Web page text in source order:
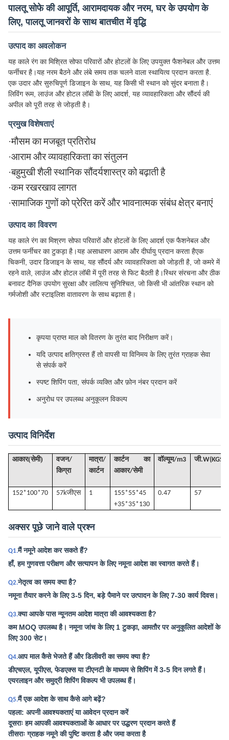
पालतू सोफे की आपूर्ति, आरामदायक और नरम, घर के उपयोग के
लिए, पालतू जानवरों के साथ बातचीत में वृद्धि
उत्पाद का अवलोकन
यह काले रंग का मिश्रित सोफा परिवारों और होटलों के लिए उपयुक्त फैशनेबल और उत्तम
फर्नीचर है।यह नरम बैठने और लंबे समय तक चलने वाला स्थायित्व प्रदान करता है.
एक उदार और सुरुचिपूर्ण डिजाइन के साथ, यह किसी भी स्थान को सुंदर बनाता है।
लिविंग रूम, लाउंज और होटल लॉबी के लिए आदर्श, यह व्यावहारिकता और सौंदर्य की
अपील को पूरी तरह से जोड़ती है।
प्रमुख विशेषताएं
·मौसम का मजबूत प्रतिरोध
·आराम और व्यावहारिकता का संतुलन
·बहुमुखी शैली स्थानिक सौंदर्यशास्त्र को बढ़ाती है
·कम रखरखाव लागत
·सामाजिक गुणों को प्रेरित करें और भावनात्मक संबंध क्षेत्र बनाएं
उत्पाद का विवरण
यह काले रंग का मिश्रण सोफा परिवारों और होटलों के लिए आदर्श एक फैशनेबल और
उत्तम फर्नीचर का टुकड़ा है।यह असाधारण आराम और दीर्घायु प्रदान करता हैएक
चिकनी, उदार डिजाइन के साथ, यह सौंदर्य और व्यावहारिकता को जोड़ती है, जो कमरे में
रहने वाले, लाउंज और होटल लॉबी में पूरी तरह से फिट बैठती है।स्थिर संरचना और ठीक
बनावट दैनिक उपयोग सुरक्षा और लालित्य सुनिश्चित, जो किसी भी आंतरिक स्थान को
गर्मजोशी और स्टाइलिश वातावरण के साथ बढ़ाता है।
कृपया प्राप्त माल को वितरण के तुरंत बाद निरीक्षण करें।
यदि उत्पाद क्षतिग्रस्त हैं तो वापसी या विनिमय के लिए तुरंत ग्राहक सेवा
से संपर्क करें
स्पष्ट शिपिंग पता, संपर्क व्यक्ति और फ़ोन नंबर प्रदान करें
अनुरोध पर उपलब्ध अनुकूलन विकल्प
उत्पाद विनिर्देश
आकार(सेमी)
वजन/
किग्रा
मात्रा/
कार्टन
कार्टन का
आकार/सेमी
वॉल्यूम/m3 जी.W(KGS)
152*100*70 57kजीएस 1
155*55*45
+35*35*130
0.47 57
अक्सर पूछे जाने वाले प्रश्न
Q1.मैं नमूने आदेश कर सकते हैं?
हाँ, हम गुणवत्ता परीक्षण और सत्यापन के लिए नमूना आदेश का स्वागत करते हैं।
Q2.नेतृत्व का समय क्या है?
नमूना तैयार करने के लिए 3-5 दिन, बड़े पैमाने पर उत्पादन के लिए 7-30 कार्य दिवस।
Q3.क्या आपके पास न्यूनतम आदेश मात्रा की आवश्यकता है?
कम MOQ उपलब्ध है। नमूना जांच के लिए 1 टुकड़ा, आमतौर पर अनुकूलित आदेशों के
लिए 300 सेट।
Q4.आप माल कैसे भेजते हैं और डिलीवरी का समय क्या है?
डीएचएल, यूपीएस, फेडएक्स या टीएनटी के माध्यम से शिपिंग में 3-5 दिन लगते हैं।
एयरलाइन और समुद्री शिपिंग विकल्प भी उपलब्ध हैं।
Q5.मैं एक आदेश के साथ कैसे आगे बढ़ें?
पहला: अपनी आवश्यकताएं या आवेदन प्रदान करें
दूसराः हम आपकी आवश्यकताओं के आधार पर उद्धरण प्रदान करते हैं
तीसराः ग्राहक नमूने की पुष्टि करता है और जमा करता है